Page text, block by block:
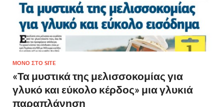
ΜΌΝΟ ΣΤΟ SITE
«Τα μυστικά της μελισσοκομίας για
γλυκό και εύκολο κέρδος» μια γλυκιά
παραπλάνηση